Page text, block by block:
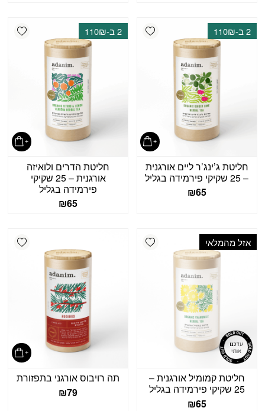
Add wishlist 2 ב-110₪
חליטת ג’ינג’ר ליים אורגנית
– 25 שקיקי פירמידה בגליל
₪65
2 ב-110₪
חליטת הדרים ולואיזה
אורגנית – 25 שקיקי
פירמידה בגליל
₪65
Add wishlist אזל מהמלאי
חליטת קמומיל אורגנית –
25 שקיקי פירמידה בגליל
₪65
תה רויבוס אורגני בתפזורת
₪79